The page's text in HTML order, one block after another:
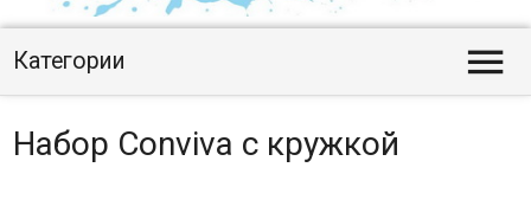
Категории 
Набор Conviva с кружкой